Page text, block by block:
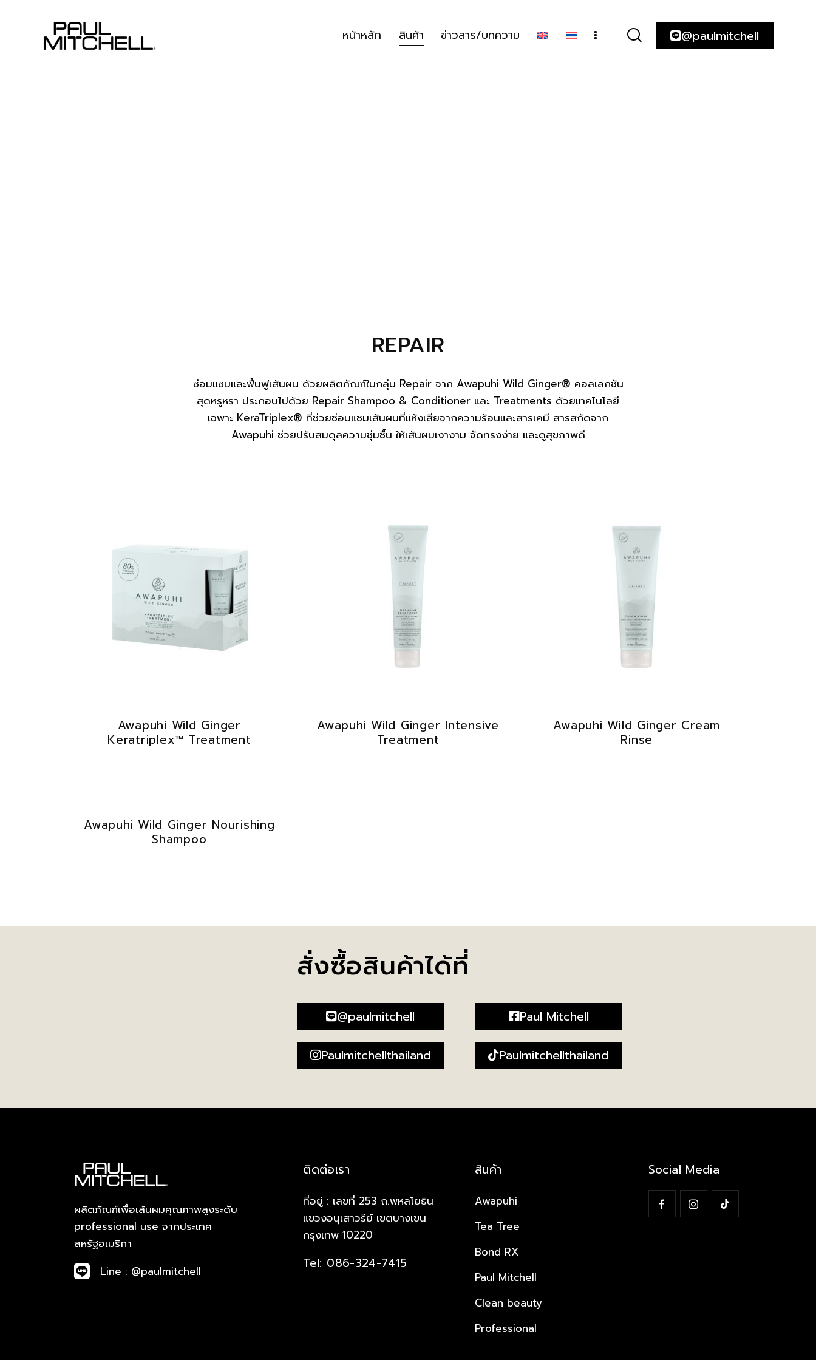
หน้าหลัก สินค้า ข่าวสาร/บทความ @paulmitchell
REPAIR
ซ่อมแซมและฟื้นฟูเส้นผม ด้วยผลิตภัณฑ์ในกลุ่ม Repair จาก Awapuhi Wild Ginger® คอลเลกชัน
สุดหรูหรา ประกอบไปด้วย Repair Shampoo & Conditioner และ Treatments ด้วยเทคโนโลยี
เฉพาะ KeraTriplex® ที่ช่วยซ่อมแซมเส้นผมที่แห้งเสียจากความร้อนและสารเคมี สารสกัดจาก
Awapuhi ช่วยปรับสมดุลความชุ่มชื้น ให้เส้นผมเงางาม จัดทรงง่าย และดูสุขภาพดี
Awapuhi Wild Ginger
Keratriplex™ Treatment
Awapuhi Wild Ginger Intensive
Treatment
Awapuhi Wild Ginger Cream
Rinse
Awapuhi Wild Ginger Nourishing
Shampoo
สั่งซื้อสินค้าได้ที่
@paulmitchell Paul Mitchell
Paulmitchellthailand Paulmitchellthailand
ผลิตภัณฑ์เพื่อเส้นผมคุณภาพสูงระดับ
professional use จากประเทศ
สหรัฐอเมริกา
Line : @paulmitchell
ติดต่อเรา
ที่อยู่ : เลขที่ 253 ถ.พหลโยธิน
แขวงอนุเสาวรีย์ เขตบางเขน
กรุงเทพ 10220
Tel: 086-324-7415
สินค้า
Awapuhi
Tea Tree
Bond RX
Paul Mitchell
Clean beauty
Professional
Social Media